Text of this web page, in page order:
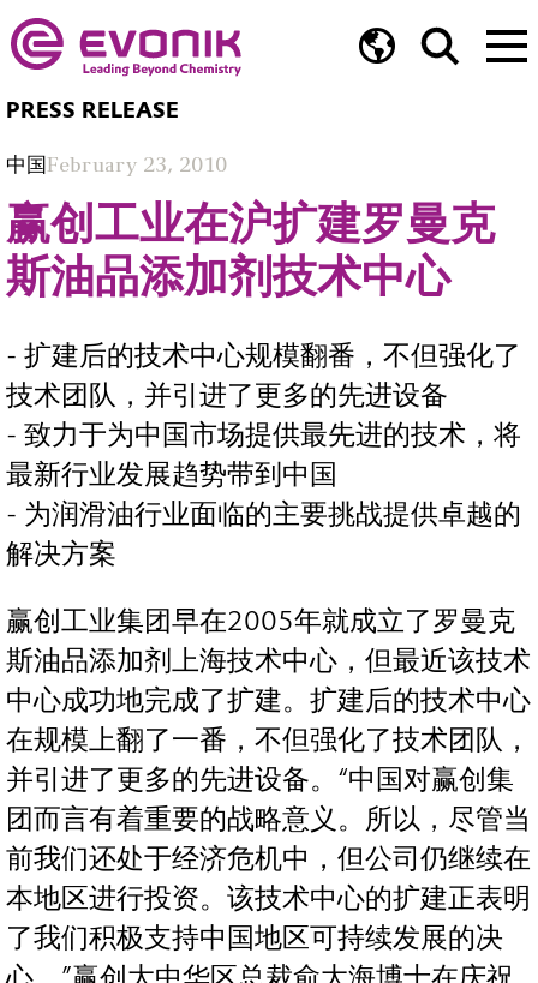
PRESS RELEASE
中国February 23, 2010
赢创工业在沪扩建罗曼克
斯油品添加剂技术中心
- 扩建后的技术中心规模翻番，不但强化了
技术团队，并引进了更多的先进设备
- 致力于为中国市场提供最先进的技术，将
最新行业发展趋势带到中国
- 为润滑油行业面临的主要挑战提供卓越的
解决方案
赢创工业集团早在2005年就成立了罗曼克
斯油品添加剂上海技术中心，但最近该技术
中心成功地完成了扩建。扩建后的技术中心
在规模上翻了一番，不但强化了技术团队，
并引进了更多的先进设备。“中国对赢创集
团而言有着重要的战略意义。所以，尽管当
前我们还处于经济危机中，但公司仍继续在
本地区进行投资。该技术中心的扩建正表明
了我们积极支持中国地区可持续发展的决